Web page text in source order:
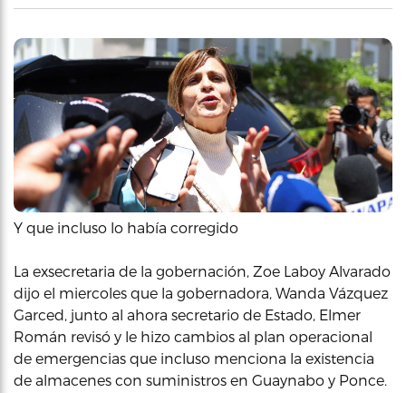
Y que incluso lo había corregido
La exsecretaria de la gobernación, Zoe Laboy Alvarado
dijo el miercoles que la gobernadora, Wanda Vázquez
Garced, junto al ahora secretario de Estado, Elmer
Román revisó y le hizo cambios al plan operacional
de emergencias que incluso menciona la existencia
de almacenes con suministros en Guaynabo y Ponce.